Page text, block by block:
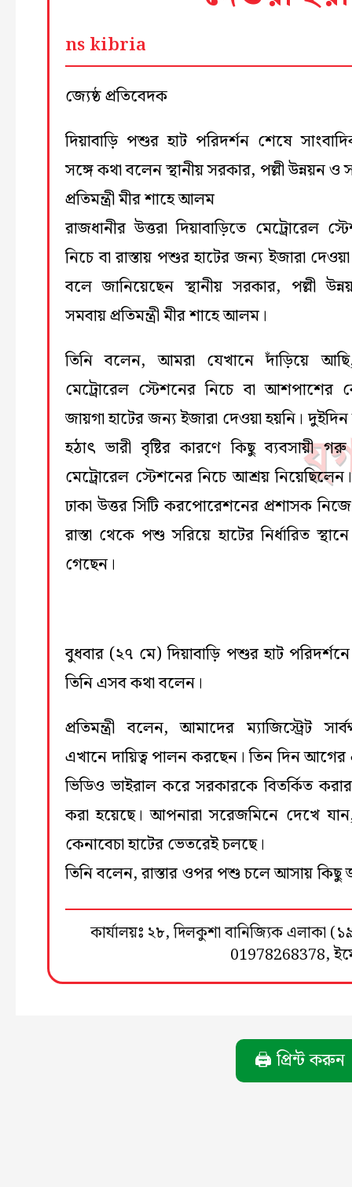
ns kibria
জ্যেষ্ঠ প্রতিবেদক
দিয়াবাড়ি পশুর হাট পরিদর্শন শেষে
সঙ্গে কথা বলেন স্থানীয় সরকার, পল্লী উন্নয়ন ও
প্রতিমন্ত্রী মীর শাহে আলম
রাজধানীর উত্তরা দিয়াবাড়িতে মেট্রোরেল
নিচে বা রাস্তায় পশুর হাটের জন্য ইজারা
বলে জানিয়েছেন স্থানীয় সরকার, পল্লী
সমবায় প্রতিমন্ত্রী মীর শাহে আলম।
তিনি বলেন, আমরা যেখানে দাঁড়িয়ে
মেট্রোরেল স্টেশনের নিচে বা আশপাশের
জায়গা হাটের জন্য ইজারা দেওয়া হয়নি।
হঠাৎ ভারী বৃষ্টির কারণে কিছু ব্যবসায়ী
মেট্রোরেল স্টেশনের নিচে আশ্রয়
ঢাকা উত্তর সিটি করপোরেশনের প্রশাসক
রাস্তা থেকে পশু সরিয়ে হাটের নির্ধারিত
গেছেন।
বুধবার (২৭ মে) দিয়াবাড়ি পশুর হাট
তিনি এসব কথা বলেন।
প্রতিমন্ত্রী বলেন, আমাদের ম্যাজিস্ট্রেট
এখানে দায়িত্ব পালন করছেন। তিন দিন
ভিডিও ভাইরাল করে সরকারকে বিতর্কিত করার
করা হয়েছে। আপনারা সরেজমিনে দেখে
কেনাবেচা হাটের ভেতরেই চলছে।
তিনি বলেন, রাস্তার ওপর পশু চলে আসায় কিছু
কার্যালয়ঃ ২৮, দিলকুশা বানিজ্যিক
01978268378,
🖨️ প্রিন্ট করুন